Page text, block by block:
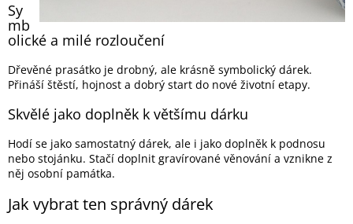
Sy
mb
olické a milé rozloučení
Dřevěné prasátko je drobný, ale krásně symbolický dárek.
Přináší štěstí, hojnost a dobrý start do nové životní etapy.
Skvělé jako doplněk k většímu dárku
Hodí se jako samostatný dárek, ale i jako doplněk k podnosu
nebo stojánku. Stačí doplnit gravírované věnování a vznikne z
něj osobní památka.
Jak vybrat ten správný dárek